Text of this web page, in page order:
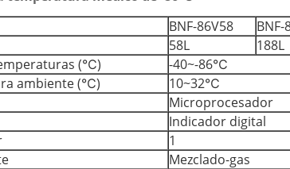
BNF-86V58 BNF-
58L 188L
(℃)
-40~-86℃
ambiente (℃)
10~32℃
Microprocesador
Indicador digital
1
Mezclado-gas